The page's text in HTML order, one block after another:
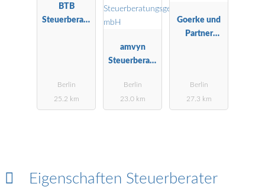
BTB
Steuerberatu
Berlin
25.2 km
amvyn
Steuerberatu
ft mbH
Berlin
23.0 km
Goerke und
Partner
Berlin
27.3 km
Eigenschaften Steuerberater